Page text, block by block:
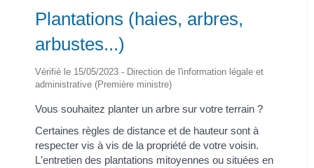
Plantations (haies, arbres,
arbustes...)
Vérifié le 15/05/2023 - Direction de l'information légale et
administrative (Première ministre)
Vous souhaitez planter un arbre sur votre terrain ?
Certaines règles de distance et de hauteur sont à
respecter vis à vis de la propriété de votre voisin.
L'entretien des plantations mitoyennes ou situées en